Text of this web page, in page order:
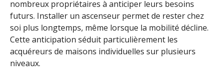
nombreux propriétaires à anticiper leurs besoins
futurs. Installer un ascenseur permet de rester chez
soi plus longtemps, même lorsque la mobilité décline.
Cette anticipation séduit particulièrement les
acquéreurs de maisons individuelles sur plusieurs
niveaux.